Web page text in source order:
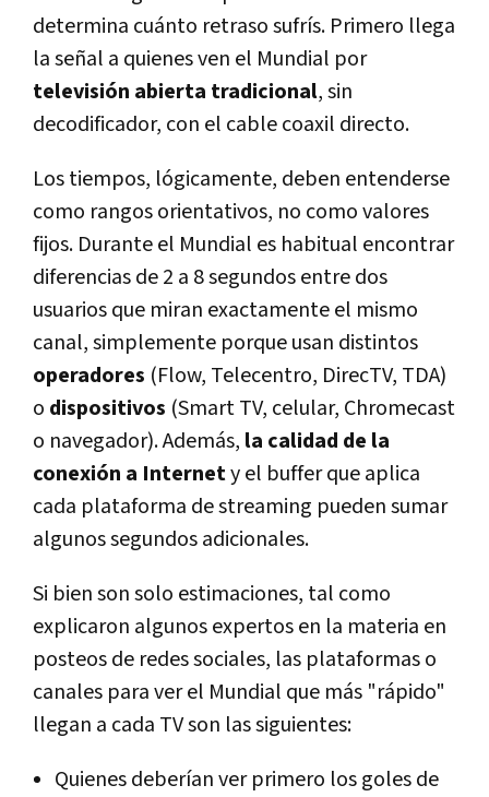
determina cuánto retraso sufrís. Primero llega
la señal a quienes ven el Mundial por
televisión abierta tradicional, sin
decodificador, con el cable coaxil directo.
Los tiempos, lógicamente, deben entenderse
como rangos orientativos, no como valores
fijos. Duranteel Mundial es habitual encontrar
diferencias de 2 a 8 segundos entre dos
usuarios que miran exactamente el mismo
canal, simplemente porque usan distintos
operadores (Flow, Telecentro, DirecTV, TDA)
o dispositivos (Smart TV, celular, Chromecast
o navegador). Además, la calidad de la
conexión a Internety el buffer que aplica
cada plataforma de streaming pueden sumar
algunos segundos adicionales.
Si bien son solo estimaciones, tal como
explicaron algunos expertos en la materia en
posteos de redes sociales, las plataformas o
canales para ver el Mundial que más "rápido"
llegan a cada TV son las siguientes:
Quienes deberían ver primero los goles de